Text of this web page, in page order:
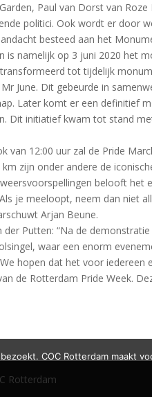
Paul van Dorst van
politici. Ook wordt er door
besteed aan het
is namelijk op 3 juni 2020 het
tot tijdelijk
June. Dit gebeurde in
Later komt er een definitief
Dit initiatief kwam tot stand
van 12:00 uur zal de Pride
zijn onder andere de
weersvoorspellingen belooft het
je meeloopt, neem dan niet
Arjan Beune.
der Putten: “Na de
waar een enorm
hopen dat het voor iedereen
de Rotterdam Pride Week.
Rotterdam
COC Rotterdam maakt